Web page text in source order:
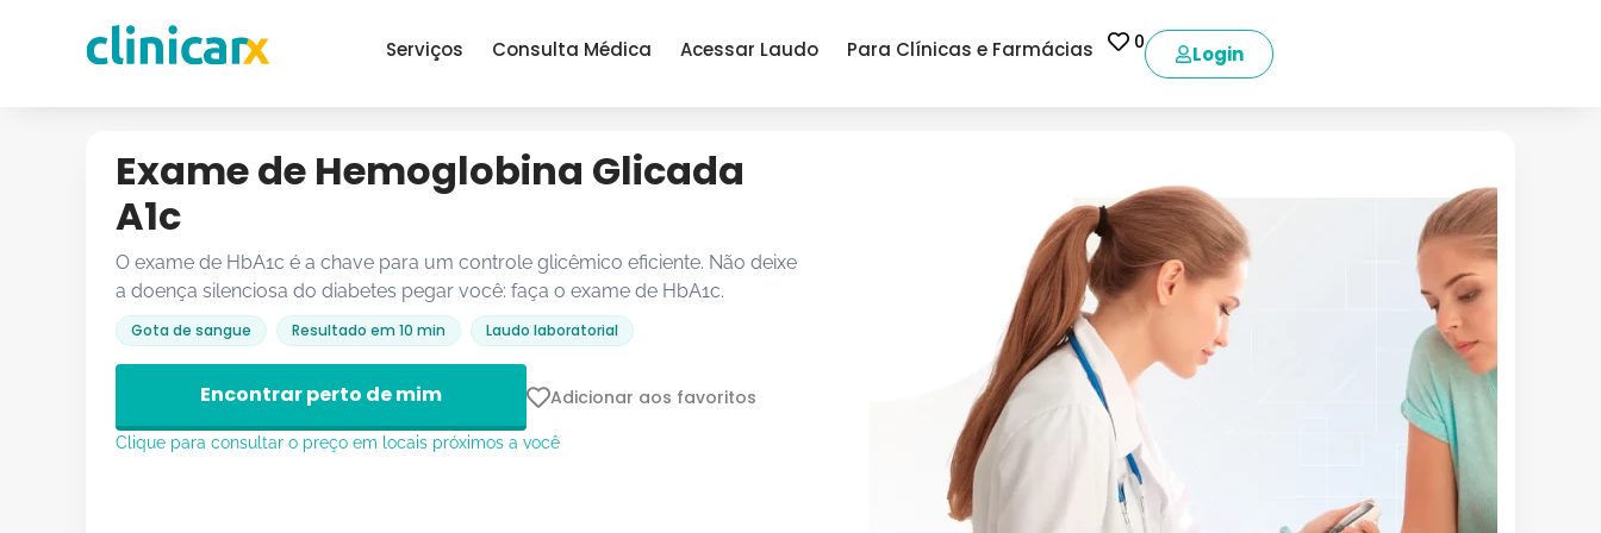
Serviços Consulta Médica Acessar Laudo Para Clínicas e Farmácias 0 Login
Exame de Hemoglobina Glicada
A1c
O exame de HbA1c é a chave para um controle glicêmico eficiente. Não deixe
a doença silenciosa do diabetes pegar você: faça o exame de HbA1c.
Gota de sangue Resultado em 10 min Laudo laboratorial
Encontrar perto de mim Adicionar aos favoritos
Clique para consultar o preço em locais próximos a você